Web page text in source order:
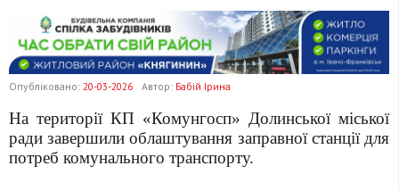
Опубліковано: 20-03-2026 Автор: Бабій Ірина
На території КП «Комунгосп» Долинської міської
ради завершили облаштування заправної станції для
потреб комунального транспорту.